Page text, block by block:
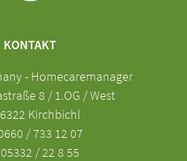
KONTAKT
- Homecaremanager
8 / 1.OG / West
6322 Kirchbichl
/ 733 12 07
05332 / 22 8 55